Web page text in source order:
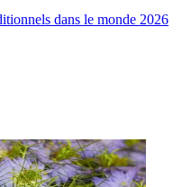
dans le monde 2026